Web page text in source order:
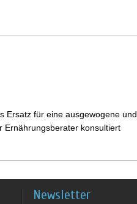
Ersatz für eine ausgewogene und
Ernährungsberater konsultiert
Newsletter